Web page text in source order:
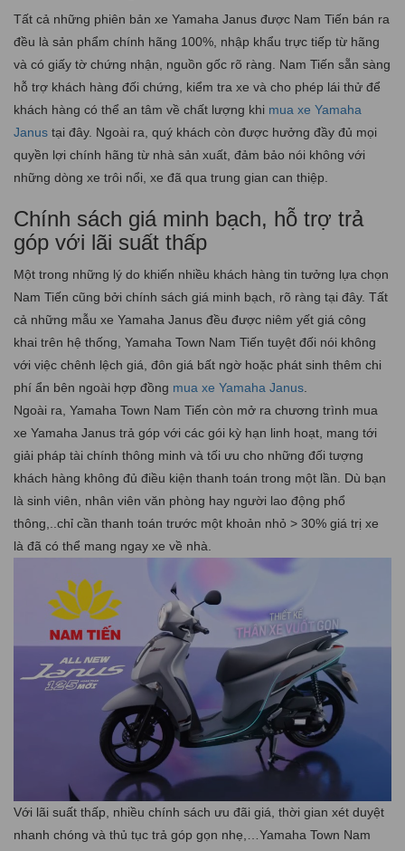
Tất cả những phiên bản xe Yamaha Janus được Nam Tiến bán ra
đều là sản phẩm chính hãng 100%, nhập khẩu trực tiếp từ hãng
và có giấy tờ chứng nhận, nguồn gốc rõ ràng. Nam Tiến sẵn sàng
hỗ trợ khách hàng đối chứng, kiểm tra xe và cho phép lái thử để
khách hàng có thể an tâm về chất lượng khi mua xe Yamaha
Janus tại đây. Ngoài ra, quý khách còn được hưởng đầy đủ mọi
quyền lợi chính hãng từ nhà sản xuất, đảm bảo nói không với
những dòng xe trôi nổi, xe đã qua trung gian can thiệp.
Chính sách giá minh bạch, hỗ trợ trả
góp với lãi suất thấp
Một trong những lý do khiến nhiều khách hàng tin tưởng lựa chọn
Nam Tiến cũng bởi chính sách giá minh bạch, rõ ràng tại đây. Tất
cả những mẫu xe Yamaha Janus đều được niêm yết giá công
khai trên hệ thống, Yamaha Town Nam Tiến tuyệt đối nói không
với việc chênh lệch giá, đôn giá bất ngờ hoặc phát sinh thêm chi
phí ẩn bên ngoài hợp đồng mua xe Yamaha Janus
Ngoài ra, Yamaha Town Nam Tiến còn mở ra chương trình mua
xe Yamaha Janus trả góp với các gói kỳ hạn linh hoạt, mang tới
giải pháp tài chính thông minh và tối ưu cho những đối tượng
khách hàng không đủ điều kiện thanh toán trong một lần. Dù bạn
là sinh viên, nhân viên văn phòng hay người lao động phổ
thông,..chỉ cần thanh toán trước một khoản nhỏ > 30% giá trị xe
là đã có thể mang ngay xe về nhà.
Với lãi suất thấp, nhiều chính sách ưu đãi giá, thời gian xét duyệt
nhanh chóng và thủ tục trả góp gọn nhẹ,…Yamaha Town Nam